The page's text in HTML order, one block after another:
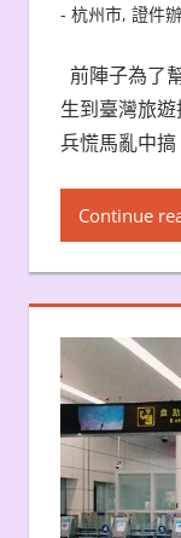
- 杭州市, 證件
前陣子為了
生到臺灣旅
兵慌馬亂中搞
Continue